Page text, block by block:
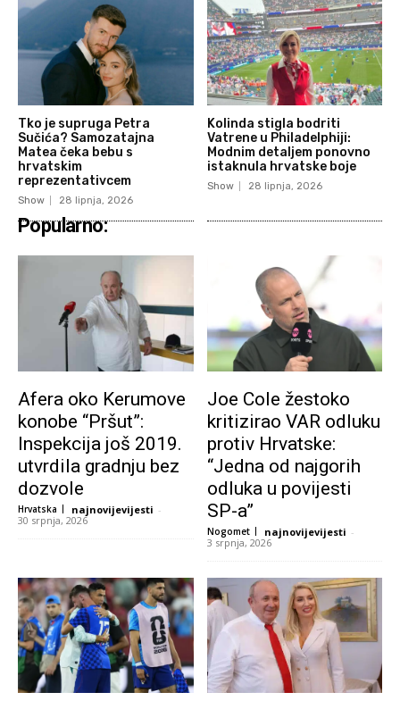
Tko je supruga Petra
Sučića? Samozatajna
Matea čeka bebu s
hrvatskim
reprezentativcem
Show 28 lipnja, 2026
Kolinda stigla bodriti
Vatrene u Philadelphiji:
Modnim detaljem ponovno
istaknula hrvatske boje
Show 28 lipnja, 2026
Popularno:
Afera oko Kerumove
konobe “Pršut”:
Inspekcija još 2019.
utvrdila gradnju bez
dozvole
Hrvatska najnovijevijesti -
30 srpnja, 2026
Joe Cole žestoko
kritizirao VAR odluku
protiv Hrvatske:
“Jedna od najgorih
odluka u povijesti
SP-a”
Nogomet najnovijevijesti -
3 srpnja, 2026